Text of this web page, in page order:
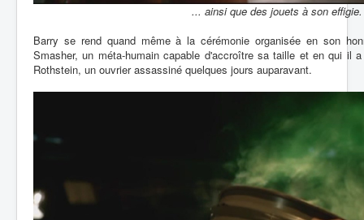
... ainsi que des jouets à son effigie.
Barry se rend quand même à la cérémonie organisée en son
Smasher, un méta-humain capable d'accroître sa taille et en qui il
Rothstein, un ouvrier assassiné quelques jours auparavant.